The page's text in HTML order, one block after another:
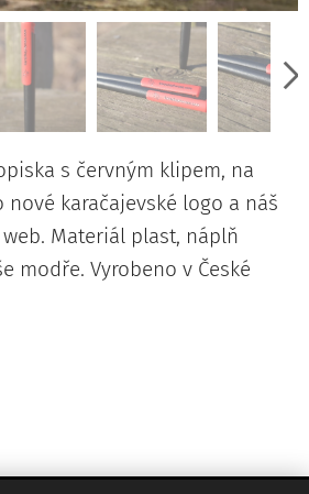
s červným klipem, na
karačajevské logo a náš
Materiál plast, náplň
modře. Vyrobeno v České